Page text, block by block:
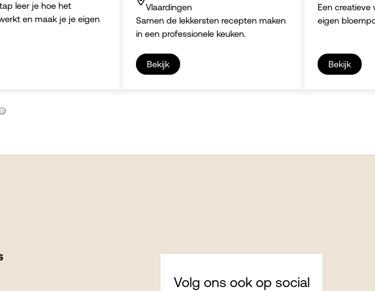
leer je hoe het
en maak je je eigen
Vlaardingen
Samen de lekkersten recepten maken
in een professionele keuken.
Bekijk
Een creatieve
eigen
Bekijk
Volg ons ook op social